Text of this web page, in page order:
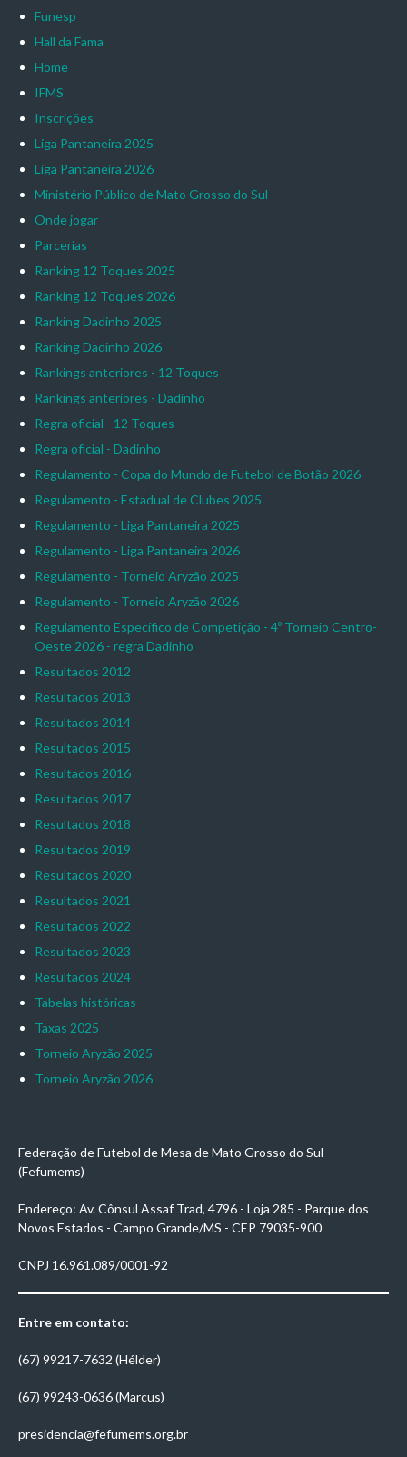
Funesp
Hall da Fama
Home
IFMS
Inscrições
Liga Pantaneira 2025
Liga Pantaneira 2026
Ministério Público de Mato Grosso do Sul
Onde jogar
Parcerias
Ranking 12 Toques 2025
Ranking 12 Toques 2026
Ranking Dadinho 2025
Ranking Dadinho 2026
Rankings anteriores - 12 Toques
Rankings anteriores - Dadinho
Regra oficial - 12 Toques
Regra oficial - Dadinho
Regulamento - Copa do Mundo de Futebol de Botão 2026
Regulamento - Estadual de Clubes 2025
Regulamento - Liga Pantaneira 2025
Regulamento - Liga Pantaneira 2026
Regulamento - Torneio Aryzão 2025
Regulamento - Torneio Aryzão 2026
Regulamento Específico de Competição - 4º Torneio Centro-
Oeste 2026 - regra Dadinho
Resultados 2012
Resultados 2013
Resultados 2014
Resultados 2015
Resultados 2016
Resultados 2017
Resultados 2018
Resultados 2019
Resultados 2020
Resultados 2021
Resultados 2022
Resultados 2023
Resultados 2024
Tabelas históricas
Taxas 2025
Torneio Aryzão 2025
Torneio Aryzão 2026
Federação de Futebol de Mesa de Mato Grosso do Sul
(Fefumems)
Endereço: Av. Cônsul Assaf Trad, 4796 - Loja 285 - Parque dos
Novos Estados - Campo Grande/MS - CEP 79035-900
CNPJ 16.961.089/0001-92
Entre em contato:
(67) 99217-7632 (Hélder)
(67) 99243-0636 (Marcus)
presidencia@fefumems.org.br